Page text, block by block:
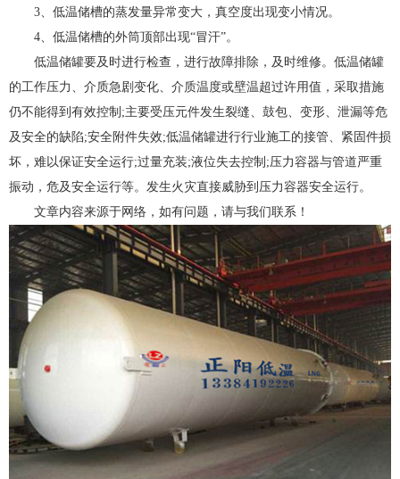
3、低温储槽的蒸发量异常变大，真空度出现变小情况。
4、低温储槽的外筒顶部出现“冒汗”。
低温储罐要及时进行检查，进行故障排除，及时维修。低温储罐
的工作压力、介质急剧变化、介质温度或壁温超过许用值，采取措施
仍不能得到有效控制;主要受压元件发生裂缝、鼓包、变形、泄漏等危
及安全的缺陷;安全附件失效;低温储罐进行行业施工的接管、紧固件损
坏，难以保证安全运行;过量充装;液位失去控制;压力容器与管道严重
振动，危及安全运行等。发生火灾直接威胁到压力容器安全运行。
文章内容来源于网络，如有问题，请与我们联系！